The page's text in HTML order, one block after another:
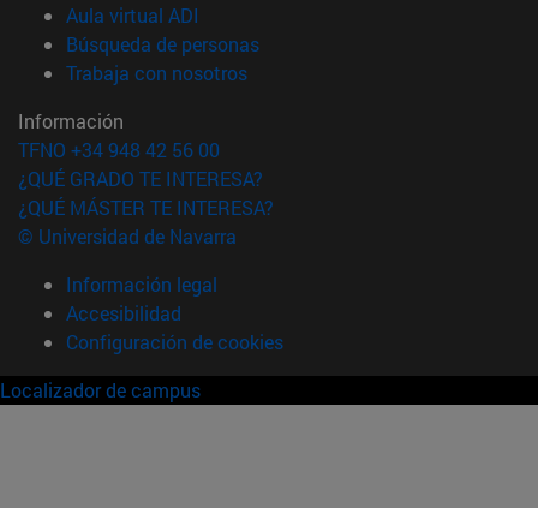
Aula virtual ADI
Búsqueda de personas(abre en nueva ventana)
Trabaja con nosotros(abre en nueva ventana)
Información
TFNO +34 948 42 56 00
¿QUÉ GRADO TE INTERESA?
¿QUÉ MÁSTER TE INTERESA?
© Universidad de Navarra
Información legal
Accesibilidad
Configuración de cookies
Localizador de campus